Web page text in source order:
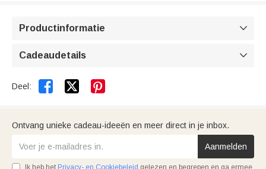
Productinformatie 
Cadeaudetails 
Deel:  
Ontvang unieke cadeau-ideeën en meer direct in je inbox.
Aanmelden